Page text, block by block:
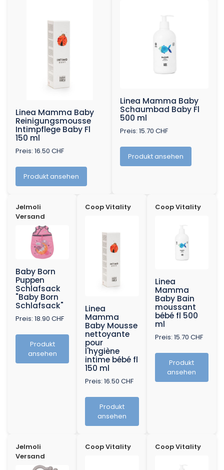
Linea Mamma Baby
Reinigungsmousse
Intimpflege Baby Fl
150 ml
Preis: 16.50 CHF
Produkt ansehen
Linea Mamma Baby
Schaumbad Baby Fl
500 ml
Preis: 15.70 CHF
Produkt ansehen
Jelmoli
Versand
Baby Born
Puppen
Schlafsack
"Baby Born
Schlafsack"
Preis: 18.90 CHF
Produkt
ansehen
Coop Vitality
Linea
Mamma
Baby Mousse
nettoyante
pour
l'hygiène
intime bébé fl
150 ml
Preis: 16.50 CHF
Produkt
ansehen
Coop Vitality
Linea
Mamma
Baby Bain
moussant
bébé fl 500
ml
Preis: 15.70 CHF
Produkt
ansehen
Jelmoli
Versand
Coop Vitality Coop Vitality